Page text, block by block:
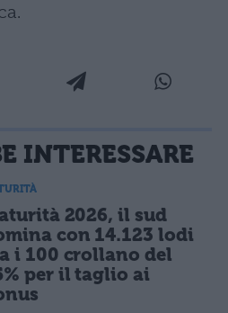
INTERESSARE
2026, il sud
con 14.123 lodi
i 100 crollano del
per il taglio ai